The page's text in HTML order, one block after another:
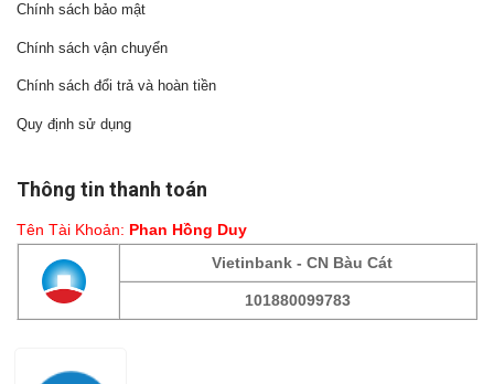
Chính sách bảo mật
Chính sách vận chuyển
Chính sách đổi trả và hoàn tiền
Quy định sử dụng
Thông tin thanh toán
Tên Tài Khoản: Phan Hồng Duy
Vietinbank - CN Bàu Cát
101880099783
Fanpage